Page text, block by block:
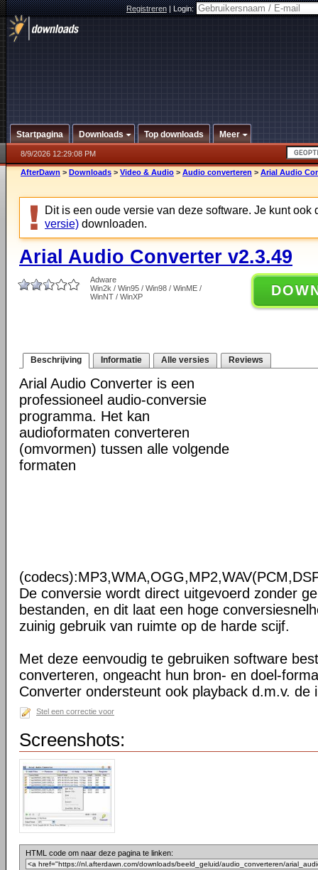
Registreren|Login:
Startpagina Downloads Top downloads Meer
8/9/2026 12:29:08 PM
AfterDawn > Downloads > Video & Audio > Audio converteren > Arial Audio
Dit is een oude versie van deze software. Je kunt ook
versie) downloaden.
Arial Audio Converter v2.3.49
Adware
Win2k / Win95 / Win98 / WinME /
WinNT / WinXP
Beschrijving Informatie Alle versies Reviews
Arial Audio Converter is een
professioneel audio-conversie
programma. Het kan
audioformaten converteren
(omvormen) tussen alle volgende
formaten
De conversie wordt direct uitgevoerd zonder
bestanden, en dit laat een hoge
zuinig gebruik van ruimte op de harde scijf.
Met deze eenvoudig te gebruiken software
converteren, ongeacht hun bron- en doel-
Converter ondersteunt ook playback d.m.v. de
Stel een correctie voor
Screenshots:
HTML code om naar deze pagina te linken: